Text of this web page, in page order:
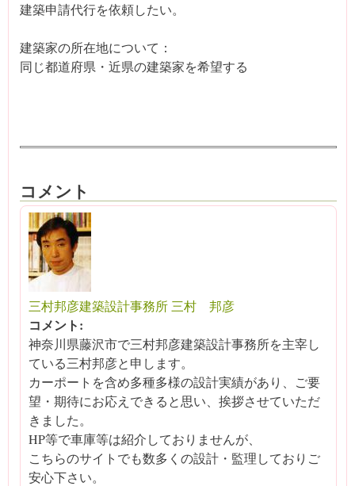
建築申請代行を依頼したい。
建築家の所在地について：
同じ都道府県・近県の建築家を希望する
コメント
三村邦彦建築設計事務所 三村 邦彦
コメント:
神奈川県藤沢市で三村邦彦建築設計事務所を主宰し
ている三村邦彦と申します。
カーポートを含め多種多様の設計実績があり、ご要
望・期待にお応えできると思い、挨拶させていただ
きました。
HP等で車庫等は紹介しておりませんが、
こちらのサイトでも数多くの設計・監理しておりご
安心下さい。